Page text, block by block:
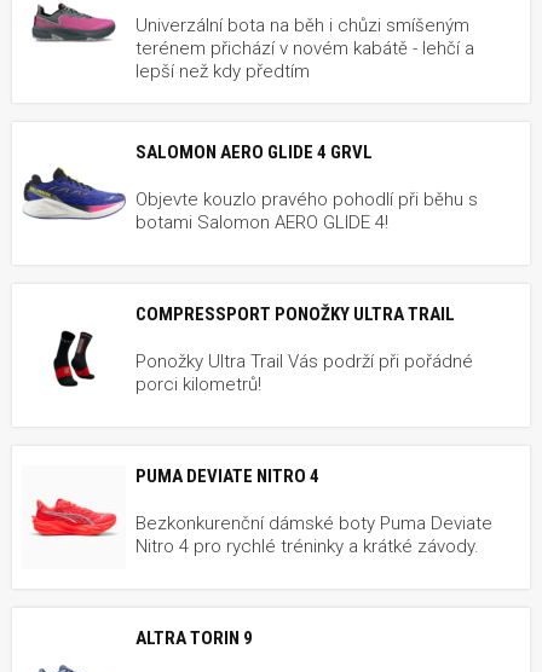
Univerzální bota na běh i chůzi smíšeným
terénem přichází v novém kabátě - lehčí a
lepší než kdy předtím
SALOMON AERO GLIDE 4 GRVL
Objevte kouzlo pravého pohodlí při běhu s
botami Salomon AERO GLIDE 4!
COMPRESSPORT PONOŽKY ULTRA TRAIL
Ponožky Ultra Trail Vás podrží při pořádné
porci kilometrů!
PUMA DEVIATE NITRO 4
Bezkonkurenční dámské boty Puma Deviate
Nitro 4 pro rychlé tréninky a krátké závody.
ALTRA TORIN 9